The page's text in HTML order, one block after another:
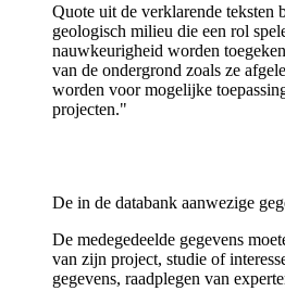
Quote uit de verklarende teksten
geologisch milieu die een rol
nauwkeurigheid worden
van de ondergrond zoals ze
worden voor mogelijke
projecten."
De in de databank aanwezige
De medegedeelde gegevens
van zijn project, studie of
gegevens, raadplegen van